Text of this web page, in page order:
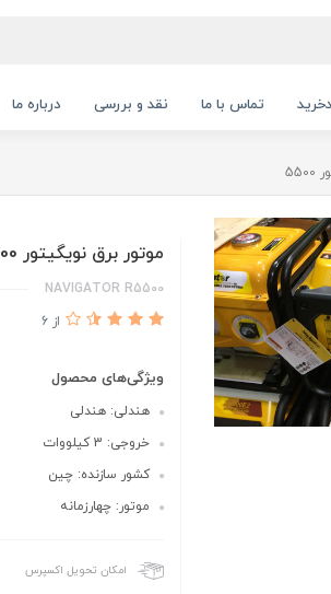
تماس با ما نقد و بررسی درباره ما
موتور برق نویگیتور 5500
NAVIGATOR R5500
از 6
ویژگی‌های محصول
هندلی: هندلی
خروجی: 3 کیلووات
کشور سازنده: چین
موتور: چهارزمانه
امکان تحویل اکسپرس